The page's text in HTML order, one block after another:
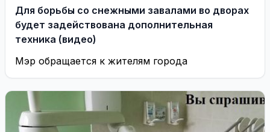
Для борьбы со снежными завалами во дворах
будет задействована дополнительная
техника (видео)
Мэр обращается к жителям города